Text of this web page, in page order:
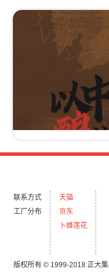
联系方式
工厂分布
天猫
京东
卜蜂莲花
版权所有 © 1999-2018 正大集